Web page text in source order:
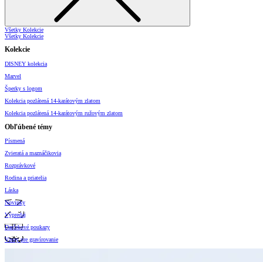
Všetky Kolekcie
Všetky Kolekcie
Kolekcie
DISNEY kolekcia
Marvel
Šperky s logom
Kolekcia pozlátená 14-karátovým zlatom
Kolekcia pozlátená 14-karátovým ružovým zlatom
Obľúbené témy
Písmená
Zvieratá a maznáčikovia
Rozprávkové
Rodina a priatelia
Láska
Novinky
Výpredaj
Darčekové poukazy
Vzory pre gravírovanie